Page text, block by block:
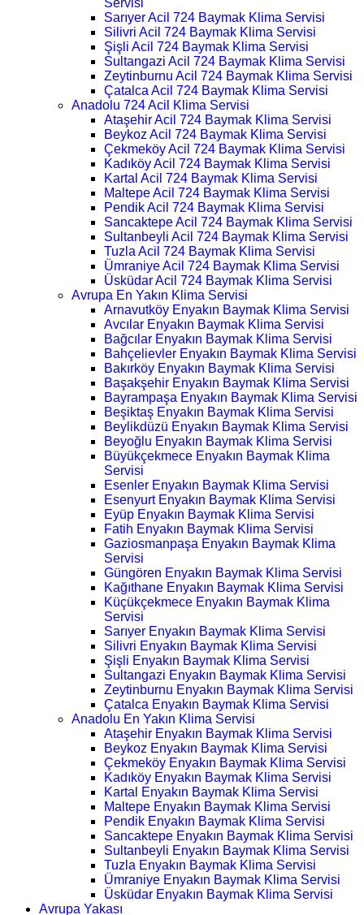
Servisi
Sarıyer Acil 724 Baymak Klima Servisi
Silivri Acil 724 Baymak Klima Servisi
Şişli Acil 724 Baymak Klima Servisi
Sultangazi Acil 724 Baymak Klima Servisi
Zeytinburnu Acil 724 Baymak Klima Servisi
Çatalca Acil 724 Baymak Klima Servisi
Anadolu 724 Acil Klima Servisi
Ataşehir Acil 724 Baymak Klima Servisi
Beykoz Acil 724 Baymak Klima Servisi
Çekmeköy Acil 724 Baymak Klima Servisi
Kadıköy Acil 724 Baymak Klima Servisi
Kartal Acil 724 Baymak Klima Servisi
Maltepe Acil 724 Baymak Klima Servisi
Pendik Acil 724 Baymak Klima Servisi
Sancaktepe Acil 724 Baymak Klima Servisi
Sultanbeyli Acil 724 Baymak Klima Servisi
Tuzla Acil 724 Baymak Klima Servisi
Ümraniye Acil 724 Baymak Klima Servisi
Üsküdar Acil 724 Baymak Klima Servisi
Avrupa En Yakın Klima Servisi
Arnavutköy Enyakın Baymak Klima Servisi
Avcılar Enyakın Baymak Klima Servisi
Bağcılar Enyakın Baymak Klima Servisi
Bahçelievler Enyakın Baymak Klima Servisi
Bakırköy Enyakın Baymak Klima Servisi
Başakşehir Enyakın Baymak Klima Servisi
Bayrampaşa Enyakın Baymak Klima Servisi
Beşiktaş Enyakın Baymak Klima Servisi
Beylikdüzü Enyakın Baymak Klima Servisi
Beyoğlu Enyakın Baymak Klima Servisi
Büyükçekmece Enyakın Baymak Klima
Servisi
Esenler Enyakın Baymak Klima Servisi
Esenyurt Enyakın Baymak Klima Servisi
Eyüp Enyakın Baymak Klima Servisi
Fatih Enyakın Baymak Klima Servisi
Gaziosmanpaşa Enyakın Baymak Klima
Servisi
Güngören Enyakın Baymak Klima Servisi
Kağıthane Enyakın Baymak Klima Servisi
Küçükçekmece Enyakın Baymak Klima
Servisi
Sarıyer Enyakın Baymak Klima Servisi
Silivri Enyakın Baymak Klima Servisi
Şişli Enyakın Baymak Klima Servisi
Sultangazi Enyakın Baymak Klima Servisi
Zeytinburnu Enyakın Baymak Klima Servisi
Çatalca Enyakın Baymak Klima Servisi
Anadolu En Yakın Klima Servisi
Ataşehir Enyakın Baymak Klima Servisi
Beykoz Enyakın Baymak Klima Servisi
Çekmeköy Enyakın Baymak Klima Servisi
Kadıköy Enyakın Baymak Klima Servisi
Kartal Enyakın Baymak Klima Servisi
Maltepe Enyakın Baymak Klima Servisi
Pendik Enyakın Baymak Klima Servisi
Sancaktepe Enyakın Baymak Klima Servisi
Sultanbeyli Enyakın Baymak Klima Servisi
Tuzla Enyakın Baymak Klima Servisi
Ümraniye Enyakın Baymak Klima Servisi
Üsküdar Enyakın Baymak Klima Servisi
Avrupa Yakası